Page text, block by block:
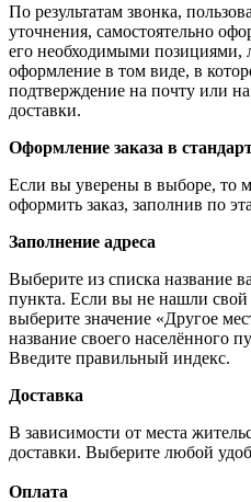
По результатам звонка,
уточнения, самостоятельно
его необходимыми позициями,
оформление в том виде, в
подтверждение на почту или
доставки.
Оформление заказа в
Если вы уверены в выборе, то
оформить заказ, заполнив по
Заполнение адреса
Выберите из списка название
пункта. Если вы не нашли
выберите значение «Другое
название своего населённого
Введите правильный индекс.
Доставка
В зависимости от места
доставки. Выберите любой
Оплата